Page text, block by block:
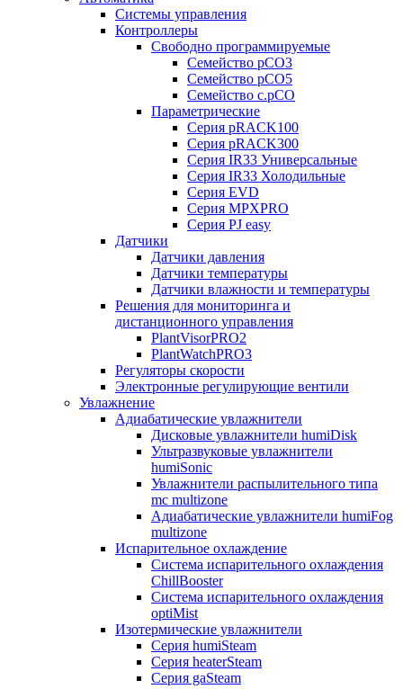
Системы управления
Контроллеры
Свободно программируемые
Семейство pCO3
Семейство pCO5
Семейство c.pCO
Параметрические
Серия pRACK100
Серия pRACK300
Серия IR33 Универсальные
Серия IR33 Холодильные
Серия EVD
Серия MPXPRO
Серия PJ easy
Датчики
Датчики давления
Датчики температуры
Датчики влажности и температуры
Решения для мониторинга и
дистанционного управления
PlantVisorPRO2
PlantWatchPRO3
Регуляторы скорости
Электронные регулирующие вентили
Увлажнение
Адиабатические увлажнители
Дисковые увлажнители humiDisk
Ультразвуковые увлажнители
humiSonic
Увлажнители распылительного типа
mc multizone
Адиабатические увлажнители humiFog
multizone
Испарительное охлаждение
Система испарительного охлаждения
ChillBooster
Система испарительного охлаждения
optiMist
Изотермические увлажнители
Серия humiSteam
Серия heaterSteam
Серия gaSteam